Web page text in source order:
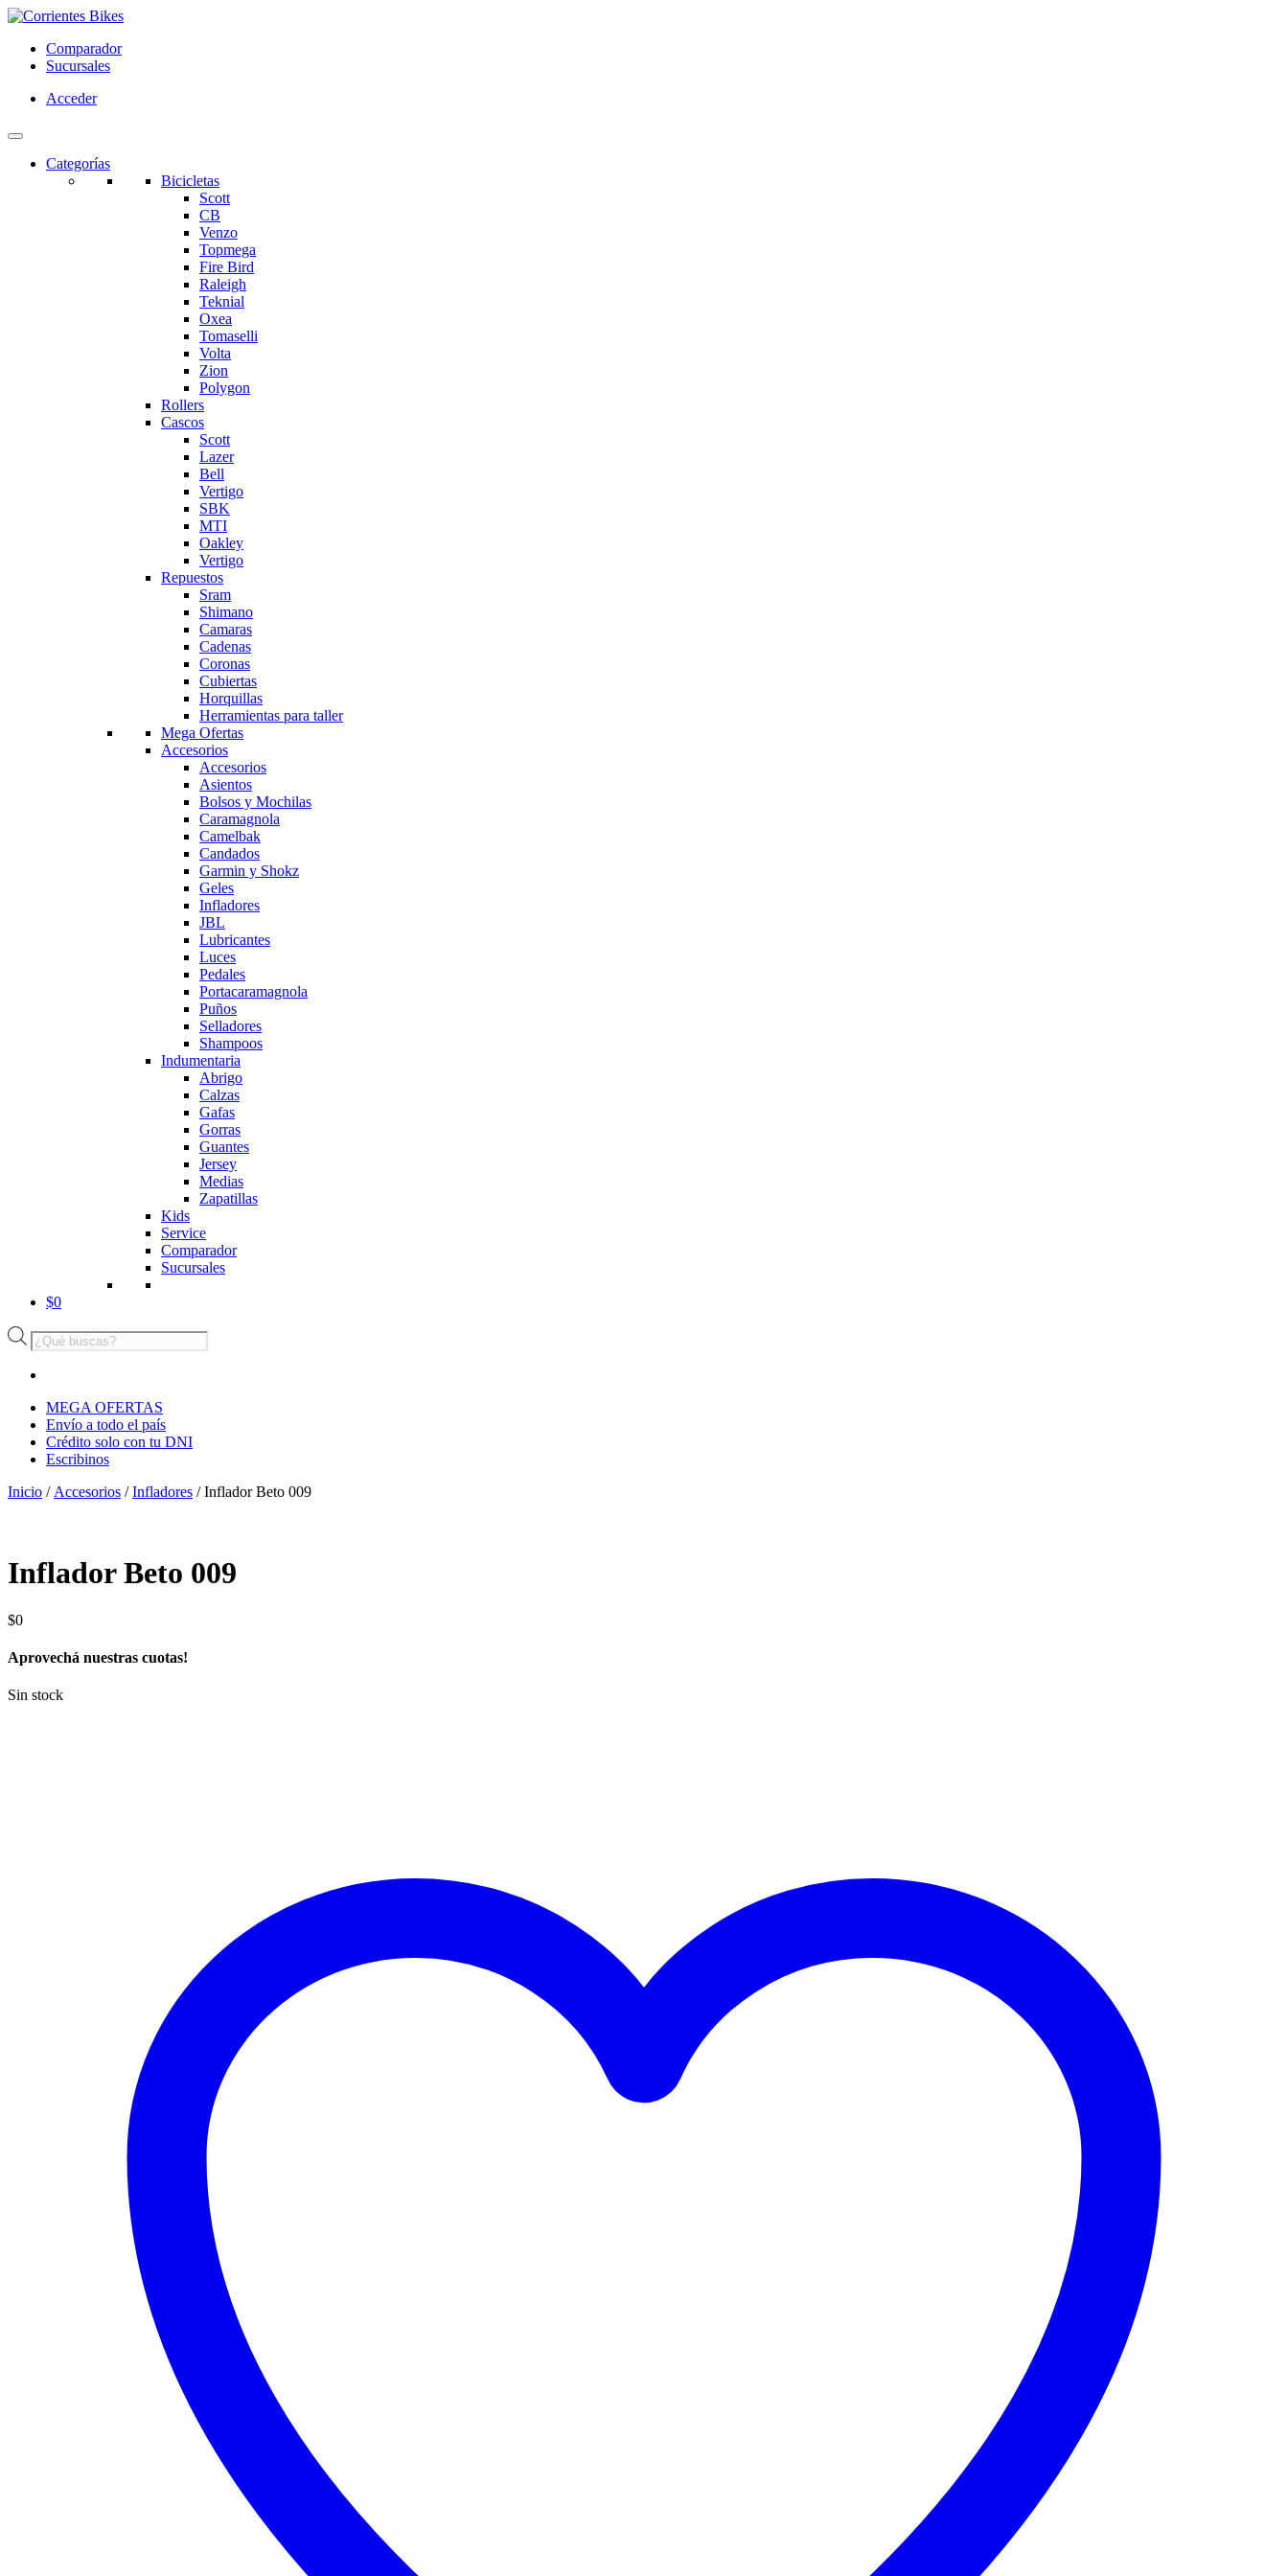
Comparador
Sucursales
Acceder
Categorías
Bicicletas
Scott
CB
Venzo
Topmega
Fire Bird
Raleigh
Teknial
Oxea
Tomaselli
Volta
Zion
Polygon
Rollers
Cascos
Scott
Lazer
Bell
Vertigo
SBK
MTI
Oakley
Vertigo
Repuestos
Sram
Shimano
Camaras
Cadenas
Coronas
Cubiertas
Horquillas
Herramientas para taller
Mega Ofertas
Accesorios
Accesorios
Asientos
Bolsos y Mochilas
Caramagnola
Camelbak
Candados
Garmin y Shokz
Geles
Infladores
JBL
Lubricantes
Luces
Pedales
Portacaramagnola
Puños
Selladores
Shampoos
Indumentaria
Abrigo
Calzas
Gafas
Gorras
Guantes
Jersey
Medias
Zapatillas
Kids
Service
Comparador
Sucursales
$0
Búsqueda
de
MEGA OFERTAS
Envío a todo el país
Crédito solo con tu DNI
Escribinos
Inicio / Accesorios /Infladores / Inflador Beto 009
Inflador Beto 009
$0
Aprovechá nuestras cuotas!
Sin stock